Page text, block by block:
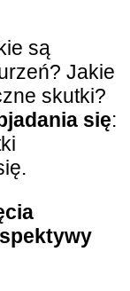
są
Jakie
skutki?
się: